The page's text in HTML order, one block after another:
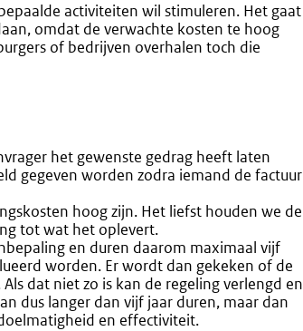
activiteiten wil stimuleren. Het gaat
omdat de verwachte kosten te hoog
of bedrijven overhalen toch die
het gewenste gedrag heeft laten
gegeven worden zodra iemand de factuur
hoog zijn. Het liefst houden we de
tot wat het oplevert.
en duren daarom maximaal vijf
worden. Er wordt dan gekeken of de
dat niet zo is kan de regeling verlengd en
dus langer dan vijf jaar duren, maar dan
en effectiviteit.